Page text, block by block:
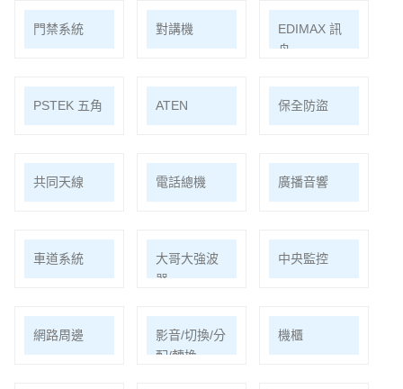
門禁系統 對講機
EDIMAX 訊
舟
PSTEK 五角 ATEN 保全防盜
共同天線 電話總機 廣播音響
車道系統
大哥大強波
器
中央監控
網路周邊
影音/切換/分
配/轉換
機櫃